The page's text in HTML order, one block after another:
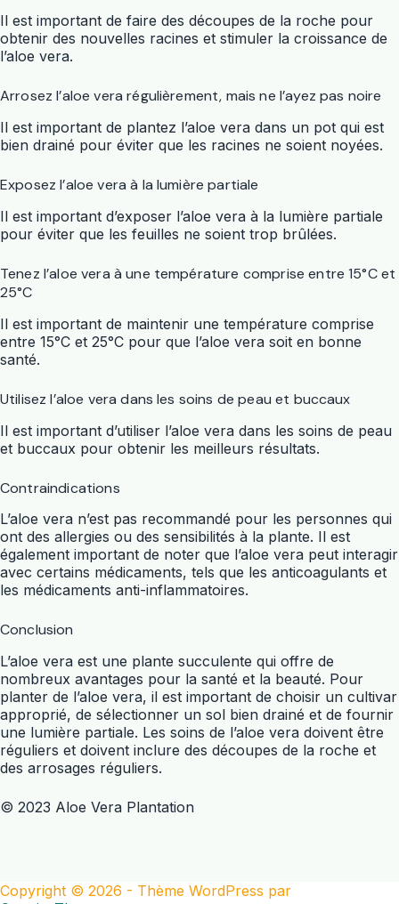
Il est important de faire des découpes de la roche pour
obtenir des nouvelles racines et stimuler la croissance de
l’aloe vera.
Arrosez l’aloe vera régulièrement, mais ne l’ayez pas noire
Il est important de plantez l’aloe vera dans un pot qui est
bien drainé pour éviter que les racines ne soient noyées.
Exposez l’aloe vera à la lumière partiale
Il est important d’exposer l’aloe vera à la lumière partiale
pour éviter que les feuilles ne soient trop brûlées.
Tenez l’aloe vera à une température comprise entre 15°C et
25°C
Il est important de maintenir une température comprise
entre 15°C et 25°C pour que l’aloe vera soit en bonne
santé.
Utilisez l’aloe vera dans les soins de peau et buccaux
Il est important d’utiliser l’aloe vera dans les soins de peau
et buccaux pour obtenir les meilleurs résultats.
Contraindications
L’aloe vera n’est pas recommandé pour les personnes qui
ont des allergies ou des sensibilités à la plante. Il est
également important de noter que l’aloe vera peut interagir
avec certains médicaments, tels que les anticoagulants et
les médicaments anti-inflammatoires.
Conclusion
L’aloe vera est une plante succulente qui offre de
nombreux avantages pour la santé et la beauté. Pour
planter de l’aloe vera, il est important de choisir un cultivar
approprié, de sélectionner un sol bien drainé et de fournir
une lumière partiale. Les soins de l’aloe vera doivent être
réguliers et doivent inclure des découpes de la roche et
des arrosages réguliers.
© 2023 Aloe Vera Plantation
Copyright © 2026 - Thème WordPress par